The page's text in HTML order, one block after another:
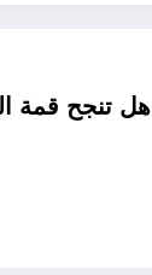
هل تنجح قمة